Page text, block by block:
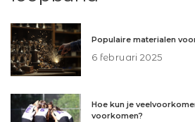
Populaire materialen
6 februari 2025
Hoe kun je
voorkomen?